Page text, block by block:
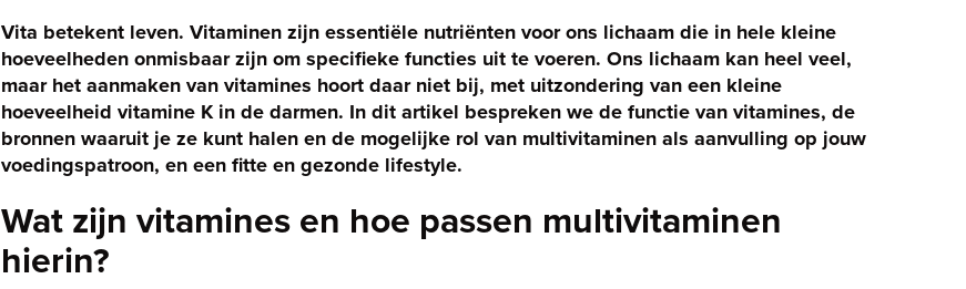
Vita betekent leven. Vitaminen zijn essentiële nutriënten voor ons lichaam die in hele kleine
hoeveelheden onmisbaar zijn om specifieke functies uit te voeren. Ons lichaam kan heel veel,
maar het aanmaken van vitamines hoort daar niet bij, met uitzondering van een kleine
hoeveelheid vitamine K in de darmen. In dit artikel bespreken we de functie van vitamines, de
bronnen waaruit je ze kunt halen en de mogelijke rol van multivitaminen als aanvulling op jouw
voedingspatroon, en een fitte en gezonde lifestyle.
Wat zijn vitamines en hoe passen multivitaminen
hierin?